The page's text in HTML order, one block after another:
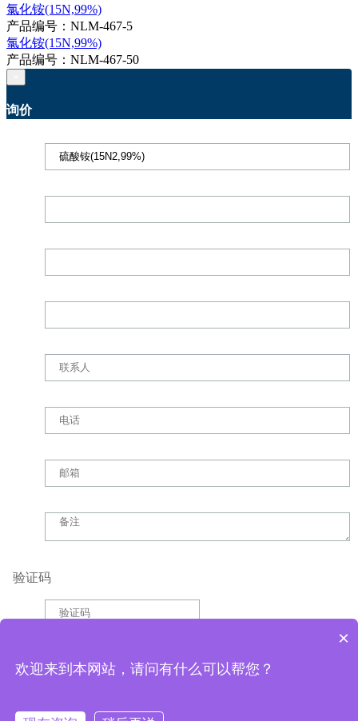
氯化铵(15N,99%)
产品编号：NLM-467-5
氯化铵(15N,99%)
产品编号：NLM-467-50
询价
验证码
已经到最底了
沪ICP备2023020637号
×
欢迎来到本网站，请问有什么可以帮您？